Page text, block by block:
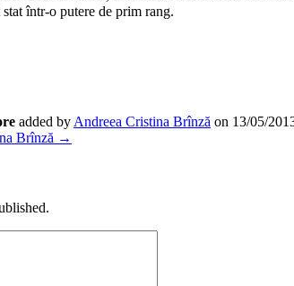
stat într-o putere de prim rang.
added by Andreea Cristina Brînză on 13/05/
Brînză →